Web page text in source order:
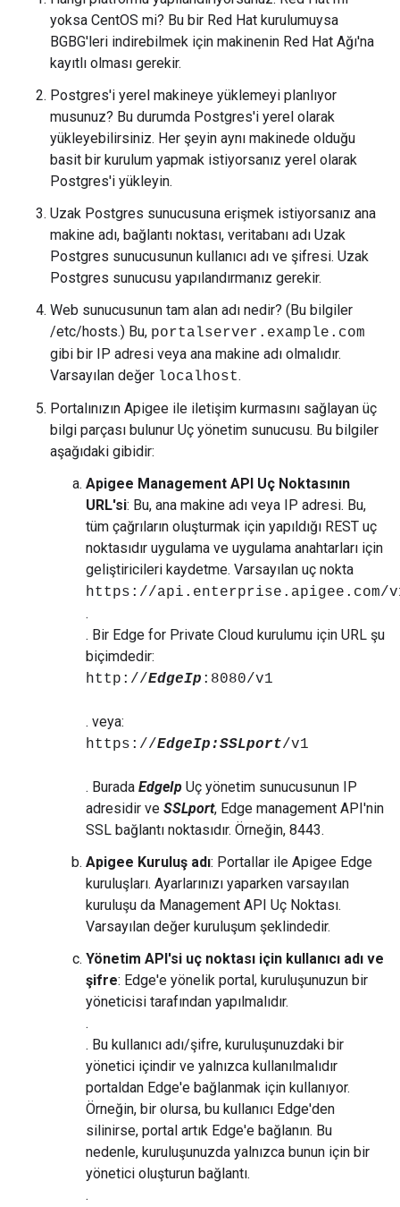
yoksa CentOS mi? Bu bir Red Hat kurulumuysa
BGBG'leri indirebilmek için makinenin Red Hat Ağı'na
kayıtlı olması gerekir.
Postgres'i yerel makineye yüklemeyi planlıyor
musunuz? Bu durumda Postgres'i yerel olarak
yükleyebilirsiniz. Her şeyin aynı makinede olduğu
basit bir kurulum yapmak istiyorsanız yerel olarak
Postgres'i yükleyin.
Uzak Postgres sunucusuna erişmek istiyorsanız ana
makine adı, bağlantı noktası, veritabanı adı Uzak
Postgres sunucusunun kullanıcı adı ve şifresi. Uzak
Postgres sunucusu yapılandırmanız gerekir.
Web sunucusunun tam alan adı nedir? (Bu bilgiler
/etc/hosts.) Bu, portalserver.example.com
gibi bir IP adresi veya ana makine adı olmalıdır.
Varsayılan değer localhost.
Portalınızın Apigee ile iletişim kurmasını sağlayan üç
bilgi parçası bulunur Uç yönetim sunucusu. Bu bilgiler
aşağıdaki gibidir:
Apigee Management API Uç Noktasının
URL'si: Bu, ana makine adı veya IP adresi. Bu,
tüm çağrıların oluşturmak için yapıldığı REST uç
noktasıdır uygulama ve uygulama anahtarları için
geliştiricileri kaydetme. Varsayılan uç nokta
https://api.enterprise.apigee.com/
.
. Bir Edge for Private Cloud kurulumu için URL şu
biçimdedir:
http://EdgeIp :8080/v1
. veya:
https://EdgeIp:SSLport/v1
. Burada EdgeIp Uç yönetim sunucusunun IP
adresidir ve SSLport, Edge management API'nin
SSL bağlantı noktasıdır. Örneğin, 8443.
Apigee Kuruluş adı: Portallar ile Apigee Edge
kuruluşları. Ayarlarınızı yaparken varsayılan
kuruluşu da Management API Uç Noktası.
Varsayılan değer kuruluşum şeklindedir.
Yönetim API'si uç noktası için kullanıcı adı ve
şifre: Edge'e yönelik portal, kuruluşunuzun bir
yöneticisi tarafından yapılmalıdır.
.
. Bu kullanıcı adı/şifre, kuruluşunuzdaki bir
yönetici içindir ve yalnızca kullanılmalıdır
portaldan Edge'e bağlanmak için kullanıyor.
Örneğin, bir olursa, bu kullanıcı Edge'den
silinirse, portal artık Edge'e bağlanın. Bu
nedenle, kuruluşunuzda yalnızca bunun için bir
yönetici oluşturun bağlantı.
.